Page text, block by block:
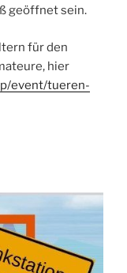
geöffnet sein.
für den
hier
event/tueren-